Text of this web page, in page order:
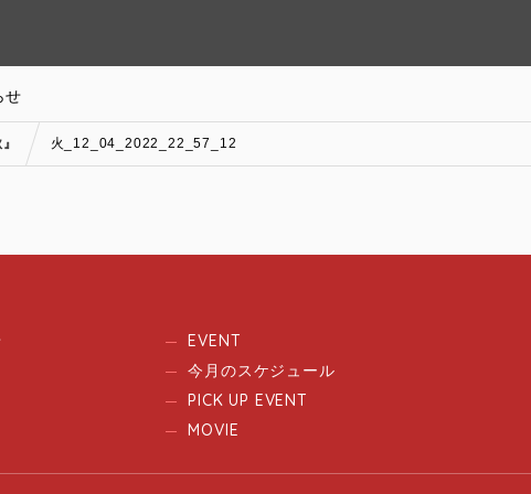
せ
火_12_04_2022_22_57_12
EVENT
今月のスケジュール
PICK UP EVENT
MOVIE